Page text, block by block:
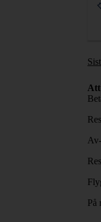
Att
På